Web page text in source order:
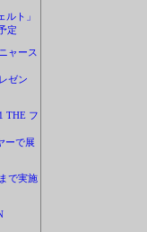
ト」
定
ャース
ゼン
THE フ
ーで展
で実施